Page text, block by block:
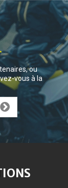
ou
vous à la